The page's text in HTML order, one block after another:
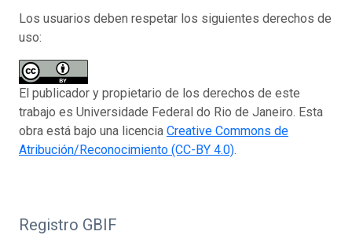
Los usuarios deben respetar los siguientes derechos de
uso:
El publicador y propietario de los derechos de este
trabajo es Universidade Federal do Rio de Janeiro. Esta
obra está bajo una licencia Creative Commons de
Atribución/Reconocimiento (CC-BY 4.0).
Registro GBIF